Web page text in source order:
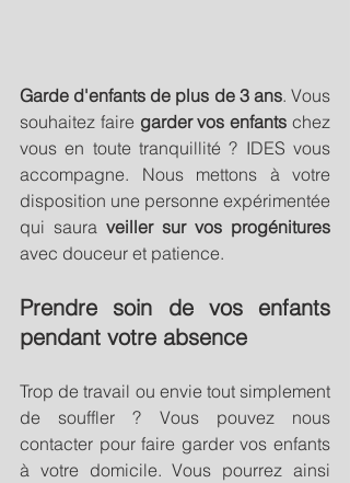
Garde d'enfants de plus de 3 ans. Vous
souhaitez faire garder vos enfants chez
vous en toute tranquillité ? IDES vous
accompagne. Nous mettons à votre
disposition une personne expérimentée
qui saura veiller sur vos progénitures
avec douceur et patience.
Prendre soin de vos enfants
pendant votre absence
Trop de travail ou envie tout simplement
de souffler ? Vous pouvez nous
contacter pour faire garder vos enfants
à votre domicile. Vous pourrez ainsi